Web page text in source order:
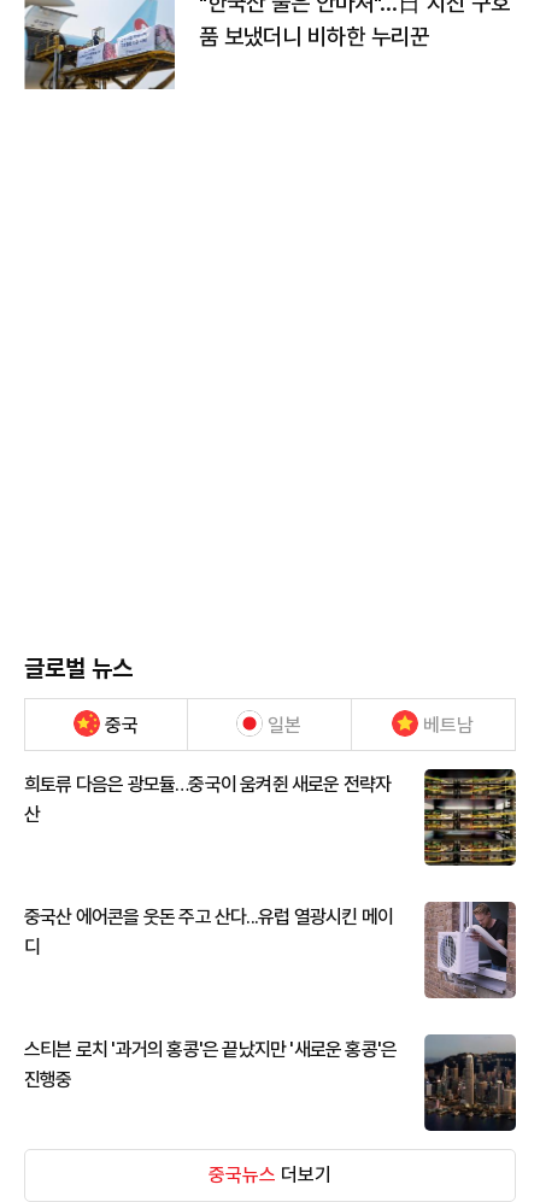
품 보냈더니 비하한 누리꾼
글로벌 뉴스
중국 일본 베트남
희토류 다음은 광모듈…중국이 움켜쥔 새로운 전략자
산
중국산 에어콘을 웃돈 주고 산다...유럽 열광시킨 메이
디
스티븐 로치 '과거의 홍콩'은 끝났지만 '새로운 홍콩'은
진행중
중국뉴스 더보기